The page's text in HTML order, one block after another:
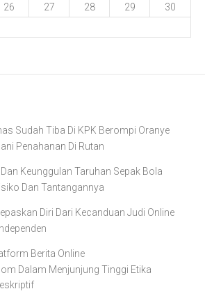
26 27 28 29
30
Sudah Tiba Di KPK Berompi Oranye
Penahanan Di Rutan
Keunggulan Taruhan Sepak Bola
Dan Tantangannya
Diri Dari Kecanduan Judi Online
Berita Online
Dalam Menjunjung Tinggi Etika